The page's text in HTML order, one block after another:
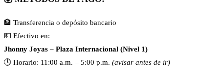
🏦 Transferencia o depósito bancario
💵 Efectivo en:
Jhonny Joyas – Plaza Internacional (Nivel 1)
🕒 Horario: 11:00 a.m. – 5:00 p.m. (avisar antes de ir)